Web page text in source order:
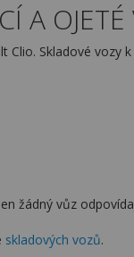
A
Clio. Skladové
žádný vůz
skladových vozů.